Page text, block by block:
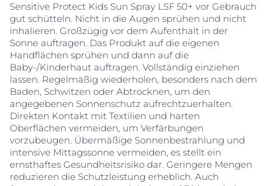
Sensitive Protect Kids Sun Spray LSF 50+ vor Gebrauch
gut schütteln. Nicht in die Augen sprühen und nicht
inhalieren. Großzügig vor dem Aufenthalt in der
Sonne auftragen. Das Produkt auf die eigenen
Handflächen sprühen und dann auf die
Baby-/Kinderhaut auftragen. Vollständig einziehen
lassen. Regelmäßig wiederholen, besonders nach dem
Baden, Schwitzen oder Abtrocknen, um den
angegebenen Sonnenschutz aufrechtzuerhalten.
Direkten Kontakt mit Textilien und harten
Oberflächen vermeiden, um Verfärbungen
vorzubeugen. Übermäßige Sonnenbestrahlung und
intensive Mittagssonne vermeiden, es stellt ein
ernsthaftes Gesundheitsrisiko dar. Geringere Mengen
reduzieren die Schutzleistung erheblich. Auch